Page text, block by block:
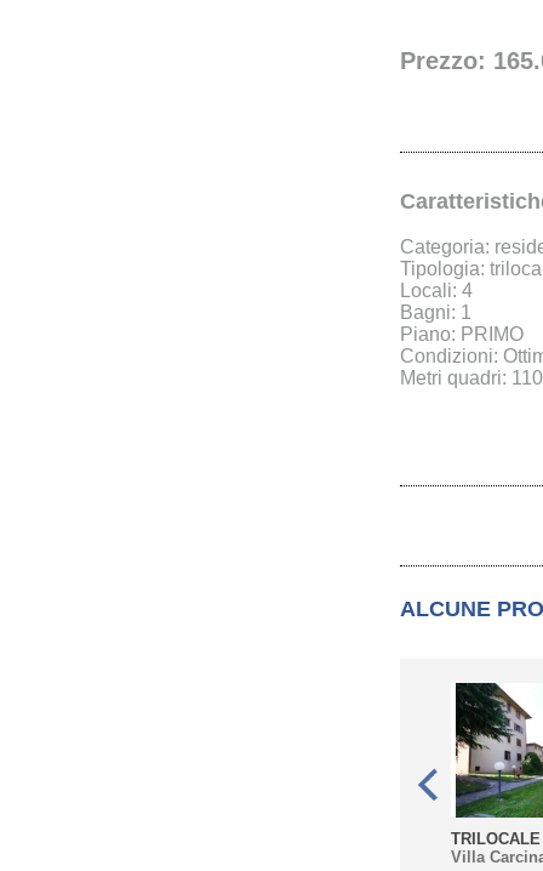
Prezzo:
Categoria:
Tipologia:
Locali: 4
Bagni: 1
Piano: PRIMO
Condizioni:
Metri quadri:
ALCUNE
Villa